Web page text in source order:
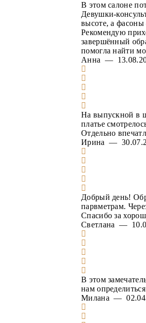
В этом салоне
Девушки-
высоте, а фасоны
Рекомендую
завершённый
помогла найти
Анна —
На выпускной в
платье
Отдельно
Ирина —
Добрый день!
парвметрам.
Спасибо за
Светлана —
В этом
нам
Милана —